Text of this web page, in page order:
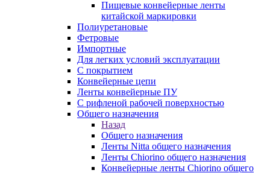
Пищевые конвейерные ленты
китайской маркировки
Полиуретановые
Фетровые
Импортные
Для легких условий эксплуатации
С покрытием
Конвейерные цепи
Ленты конвейерные ПУ
С рифленой рабочей поверхностью
Общего назначения
Назад
Общего назначения
Ленты Nitta общего назначения
Ленты Chiorino общего назначения
Конвейерные ленты Chiorino общего